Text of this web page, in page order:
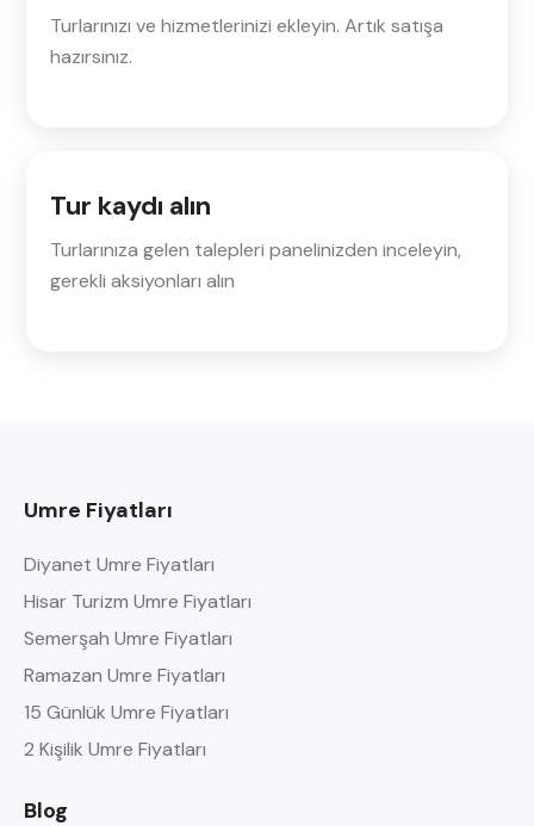
Turlarınızı ve hizmetlerinizi ekleyin. Artık satışa
hazırsınız.
Tur kaydı alın
Turlarınıza gelen talepleri panelinizden inceleyin,
gerekli aksiyonları alın
Umre Fiyatları
Diyanet Umre Fiyatları
Hisar Turizm Umre Fiyatları
Semerşah Umre Fiyatları
Ramazan Umre Fiyatları
15 Günlük Umre Fiyatları
2 Kişilik Umre Fiyatları
Blog